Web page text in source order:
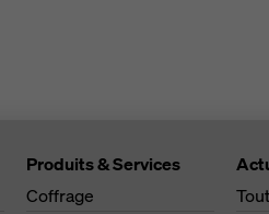
Produits & Services
Coffrage